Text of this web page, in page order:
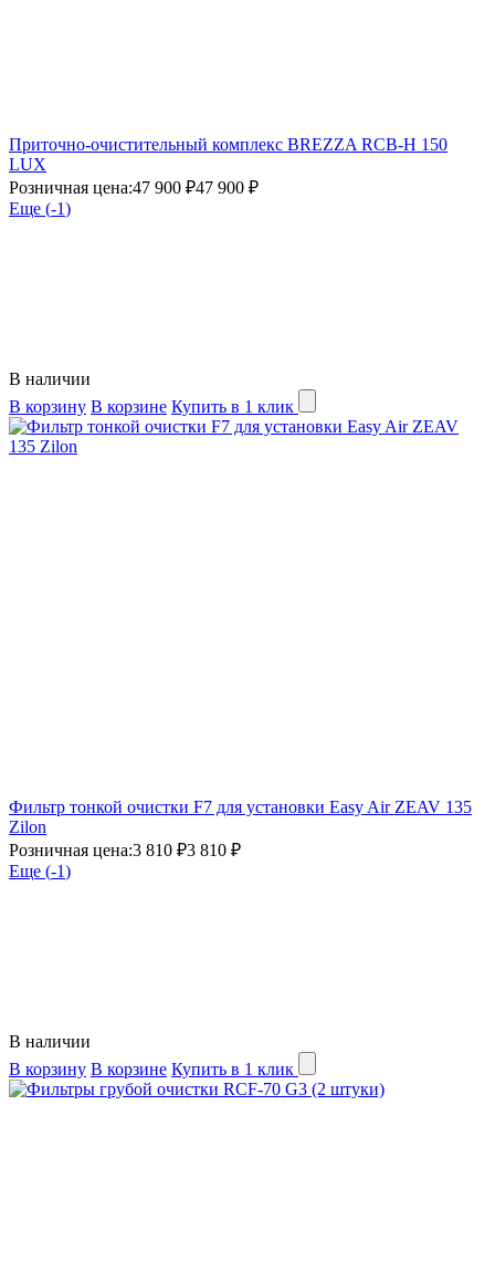
Приточно-очистительный комплекс BREZZA RCB-H 150
LUX
Розничная цена:47 900 ₽47 900 ₽
Еще (-1)
В наличии
В корзину В корзине Купить в 1 клик
Фильтр тонкой очистки F7 для установки Easy Air ZEAV 135
Zilon
Розничная цена:3 810 ₽3 810 ₽
Еще (-1)
В наличии
В корзину В корзине Купить в 1 клик